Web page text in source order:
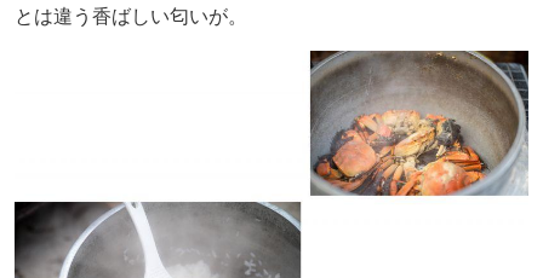
とは違う香ばしい匂いが。